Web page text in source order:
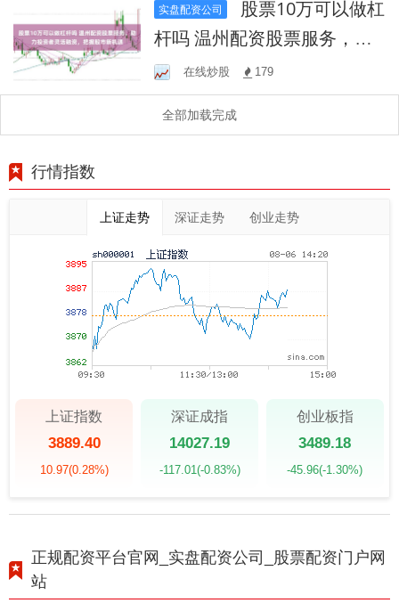
实盘配资公司
杆吗 温州配资股票服务，助
力投资者灵活融资，把握股
市新机遇
在线炒股 179
全部加载完成
行情指数
上证走势 深证走势 创业走势
上证指数
3889.40
10.97(0.28%)
深证成指
14027.19
-117.01(-0.83%)
创业板指
3489.18
-45.96(-1.30%)
正规配资平台官网_实盘配资公司_股票配资门户网
站